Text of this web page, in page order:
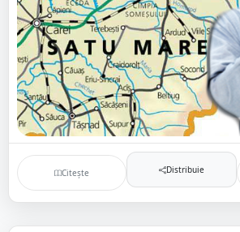
Citește Distribuie